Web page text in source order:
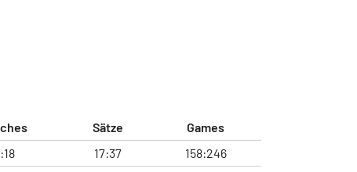
Sätze
Games
17:37 158:246